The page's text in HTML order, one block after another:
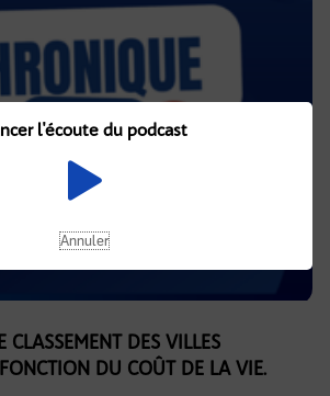
CLASSEMENT DES VILLES
DU COÛT DE LA VIE.
l'écoute du podcast
Annuler